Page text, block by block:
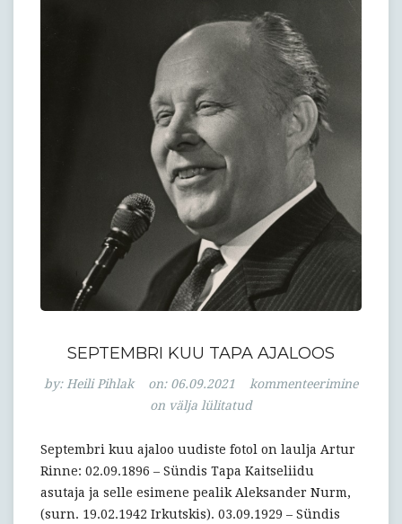
SEPTEMBRI KUU TAPA AJALOOS
by: Heili Pihlak on: 06.09.2021
Septembri
kuu
ajaloos
kommenteerimine
on välja lülitatud
Septembri kuu ajaloo uudiste fotol on laulja Artur
Rinne: 02.09.1896 – Sündis Tapa Kaitseliidu
asutaja ja selle esimene pealik Aleksander Nurm,
(surn. 19.02.1942 Irkutskis). 03.09.1929 – Sündis